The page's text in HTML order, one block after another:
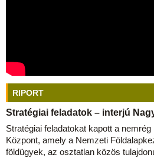
RIPORT
Stratégiai feladatok – interjú
Stratégiai feladatokat kapott a
Központ, amely a Nemzeti
földügyek, az osztatlan közös